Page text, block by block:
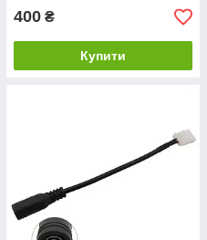
400 ₴
Купити